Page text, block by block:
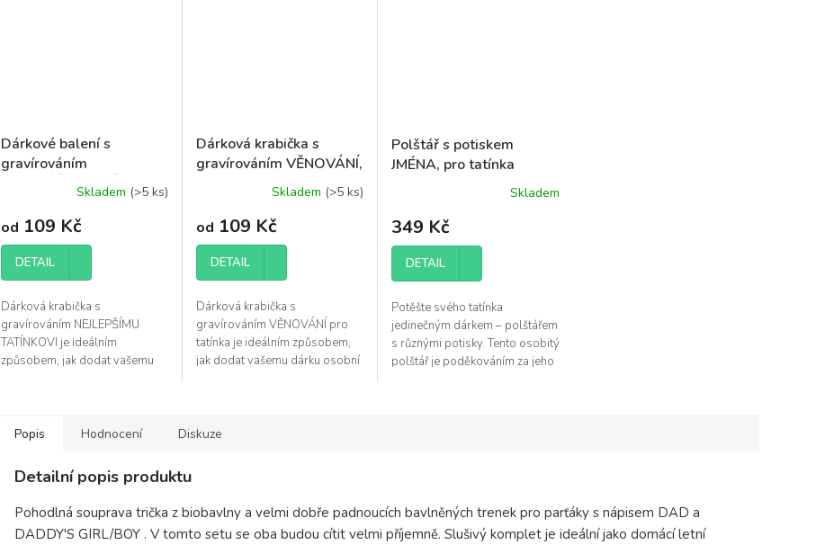
Dárkové balení s
gravírováním
NEJLEPŠÍMU TATÍNKOVI
Skladem (>5 ks)
od 109 Kč
DETAIL
Dárková krabička s
gravírováním NEJLEPŠÍMU
TATÍNKOVI je ideálním
způsobem, jak dodat vašemu
a...
Dárková krabička s
gravírováním VĚNOVÁNÍ,
Skladem (>5 ks)
od 109 Kč
DETAIL
Dárková krabička s
gravírováním VĚNOVÁNÍ pro
tatínka je ideálním způsobem,
jak dodat vašemu dárku osobní
Polštář s potiskem
JMÉNA, pro tatínka
Skladem
349 Kč
DETAIL
Potěšte svého tatínka
jedinečným dárkem – polštářem
s různými potisky. Tento osobitý
polštář je poděkováním za jeho
Popis Hodnocení Diskuze
Detailní popis produktu
Pohodlná souprava trička z biobavlny a velmi dobře padnoucích bavlněných trenek pro parťáky s nápisem DAD a
DADDY'S GIRL/BOY . V tomto setu se oba budou cítit velmi příjemně. Slušivý komplet je ideální jako domácí letní